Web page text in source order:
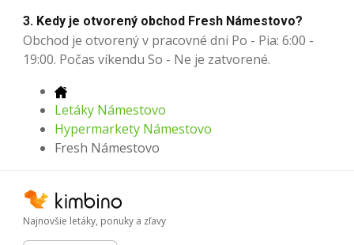
3. Kedy je otvorený obchod Fresh Námestovo?
Obchod je otvorený v pracovné dni Po - Pia: 6:00 -
19:00. Počas víkendu So - Ne je zatvorené.
Letáky Námestovo
Hypermarkety Námestovo
Fresh Námestovo
Najnovšie letáky, ponuky a zľavy